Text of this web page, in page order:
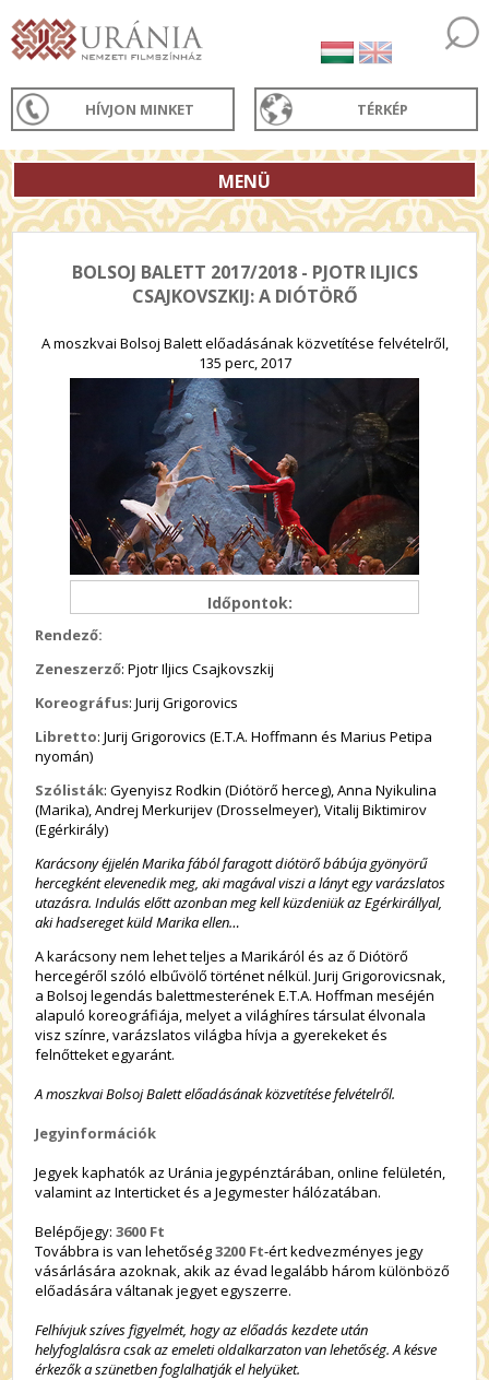
HÍVJON MINKET TÉRKÉP
MENÜ
BOLSOJ BALETT 2017/2018 - PJOTR ILJICS
CSAJKOVSZKIJ: A DIÓTÖRŐ
A moszkvai Bolsoj Balett előadásának közvetítése felvételről,
135 perc, 2017
Időpontok:
Rendező:
Zeneszerző: Pjotr Iljics Csajkovszkij
Koreográfus: Jurij Grigorovics
Libretto: Jurij Grigorovics (E.T.A. Hoffmann és Marius Petipa
nyomán)
Szólisták: Gyenyisz Rodkin (Diótörő herceg), Anna Nyikulina
(Marika), Andrej Merkurijev (Drosselmeyer), Vitalij Biktimirov
(Egérkirály)
Karácsony éjjelén Marika fából faragott diótörő bábúja gyönyörű
hercegként elevenedik meg, aki magával viszi a lányt egy varázslatos
utazásra. Indulás előtt azonban meg kell küzdeniük az Egérkirállyal,
aki hadsereget küld Marika ellen…
A karácsony nem lehet teljes a Marikáról és az ő Diótörő
hercegéről szóló elbűvölő történet nélkül. Jurij Grigorovicsnak,
a Bolsoj legendás balettmesterének E.T.A. Hoffman meséjén
alapuló koreográfiája, melyet a világhíres társulat élvonala
visz színre, varázslatos világba hívja a gyerekeket és
felnőtteket egyaránt.
A moszkvai Bolsoj Balett előadásának közvetítése felvételről.
Jegyinformációk
Jegyek kaphatók az Uránia jegypénztárában, online felületén,
valamint az Interticket és a Jegymester hálózatában.
Belépőjegy:3600 Ft
Továbbra is van lehetőség3200 Ft-ért kedvezményes jegy
vásárlására azoknak, akik az évad legalább három különböző
előadására váltanak jegyet egyszerre.
Felhívjuk szíves figyelmét, hogy az előadás kezdete után
helyfoglalásra csak az emeleti oldalkarzaton van lehetőség. A késve
érkezők a szünetben foglalhatják el helyüket.